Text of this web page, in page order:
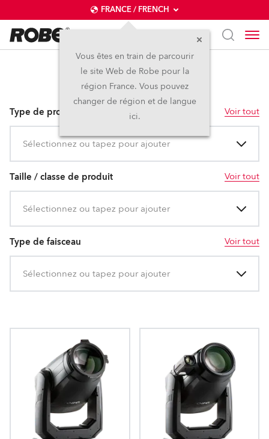
FRANCE / FRENCH
Vous êtes en train de parcourir
le site Web de Robe pour la
région France. Vous pouvez
changer de région et de langue
ici.
T2
Type de produit
Sélectionnez ou tapez pour ajouter
Voir tout
Taille / classe de produit
Sélectionnez ou tapez pour ajouter
Voir tout
Type de faisceau
Sélectionnez ou tapez pour ajouter
Voir tout